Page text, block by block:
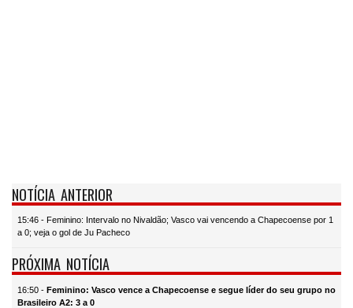
NOTÍCIA ANTERIOR
15:46 - Feminino: Intervalo no Nivaldão; Vasco vai vencendo a Chapecoense por 1
a 0; veja o gol de Ju Pacheco
PRÓXIMA NOTÍCIA
16:50 - Feminino: Vasco vence a Chapecoense e segue líder do seu grupo no
Brasileiro A2: 3 a 0